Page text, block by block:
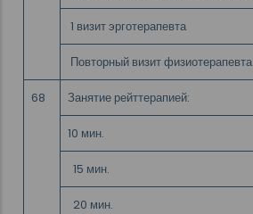
1 визит эрготерапевта
Повторный визит физиотерапевта
68 Занятие рейттерапией:
10 мин.
15 мин.
20 мин.